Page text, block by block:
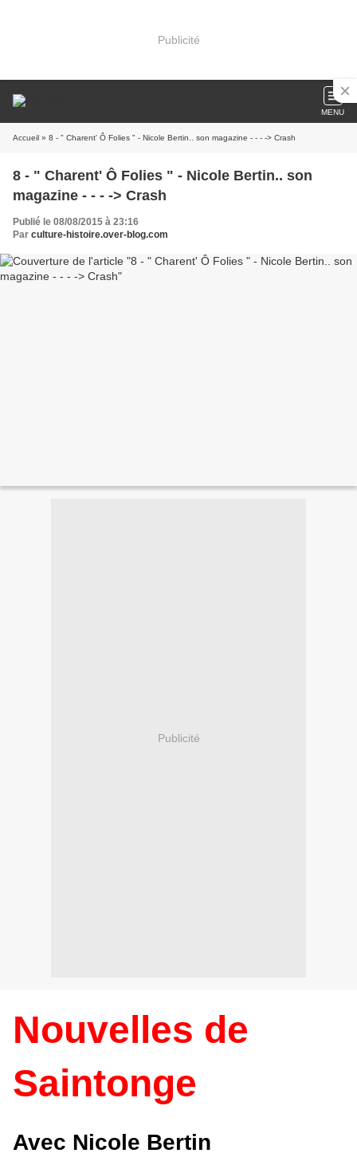
Publicité
MENU
Accueil » 8 - " Charent' Ô Folies " - Nicole Bertin.. son magazine - - - -> Crash
8 - " Charent' Ô Folies " - Nicole Bertin.. son
magazine - - - -> Crash
Publié le 08/08/2015 à 23:16
Par culture-histoire.over-blog.com
Publicité
Nouvelles de
Saintonge
Avec Nicole Bertin